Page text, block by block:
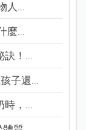
人...
麼...
訣！...
子還...
時，...